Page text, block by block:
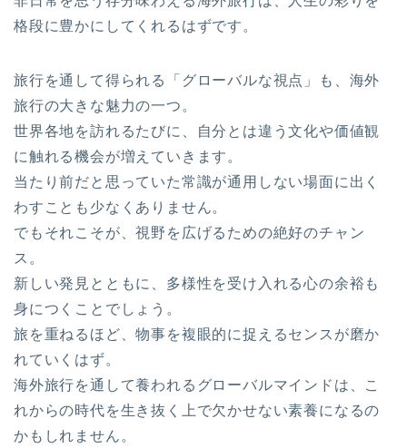
格段に豊かにしてくれるはずです。
旅行を通して得られる「グローバルな視点」も、海外
旅行の大きな魅力の一つ。
世界各地を訪れるたびに、自分とは違う文化や価値観
に触れる機会が増えていきます。
当たり前だと思っていた常識が通用しない場面に出く
わすことも少なくありません。
でもそれこそが、視野を広げるための絶好のチャン
ス。
新しい発見とともに、多様性を受け入れる心の余裕も
身につくことでしょう。
旅を重ねるほど、物事を複眼的に捉えるセンスが磨か
れていくはず。
海外旅行を通して養われるグローバルマインドは、こ
れからの時代を生き抜く上で欠かせない素養になるの
かもしれません。